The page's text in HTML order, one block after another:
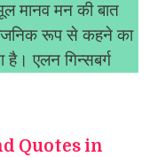
मानव मन की बात
रूप से कहने का
एलन गिन्सबर्ग
Quotes in